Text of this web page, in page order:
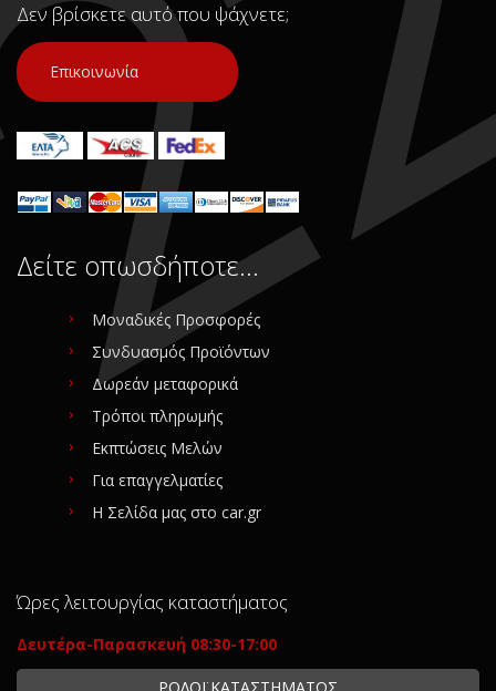
Δεν βρίσκετε αυτό που ψάχνετε;
Επικοινωνία
Δείτε οπωσδήποτε…
Μοναδικές Προσφορές
Συνδυασμός Προϊόντων
Δωρεάν μεταφορικά
Τρόποι πληρωμής
Εκπτώσεις Μελών
Για επαγγελματίες
Η Σελίδα μας στο car.gr
Ώρες λειτουργίας καταστήματος
Δευτέρα-Παρασκευή 08:30-17:00
ΡΟΛΟΪ ΚΑΤΑΣΤΗΜΑΤΟΣ